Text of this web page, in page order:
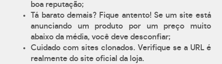
boa reputação;
Tá barato demais? Fique antento! Se um site está
anunciando um produto por um preço muito
abaixo da média, você deve desconfiar;
Cuidado com sites clonados. Verifique se a URL é
realmente do site oficial da loja.